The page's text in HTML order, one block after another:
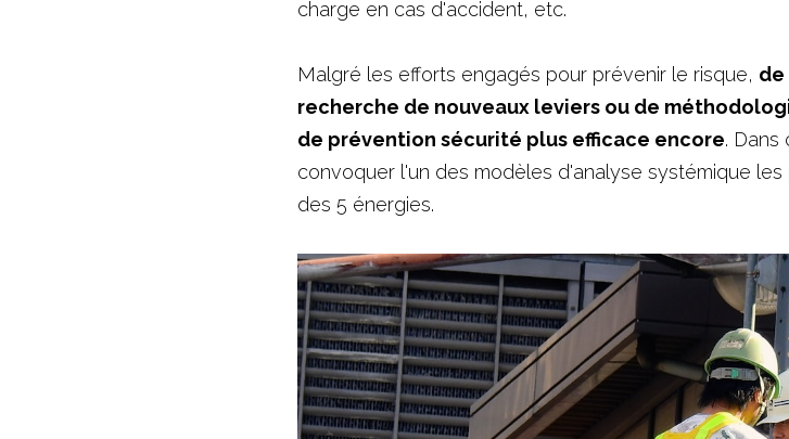
charge en cas d'accident, etc.
Malgré les efforts engagés pour prévenir le risque, de
recherche de nouveaux leviers ou de
de prévention sécurité plus efficace encore.
convoquer l'un des modèles d'analyse systémique
des 5 énergies.